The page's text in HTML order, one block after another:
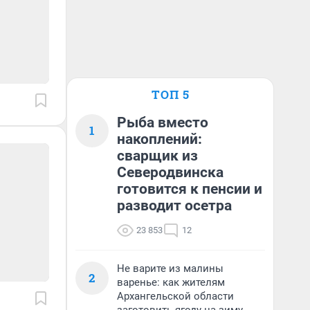
ТОП 5
1
Рыба вместо
накоплений:
сварщик из
Северодвинска
готовится к пенсии и
разводит осетра
23 853 12
2
Не варите из малины
варенье: как жителям
Архангельской области